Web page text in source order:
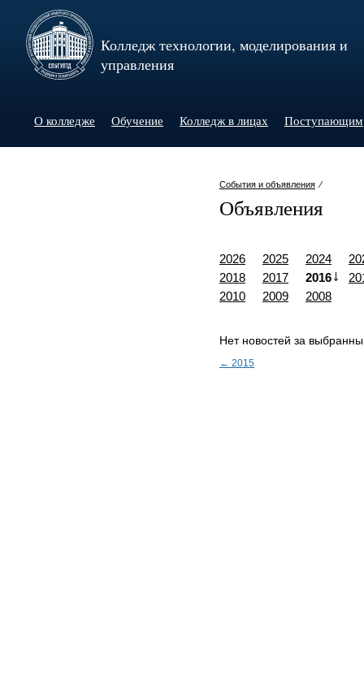
Колледж технологии, моделирования и
управления
О колледже Обучение Колледж в лицах Поступающим
События и объявления ⁄
Объявления
2026 2025 2024
2018
2017 2016
2010
2009 2008
Нет новостей за
← 2015